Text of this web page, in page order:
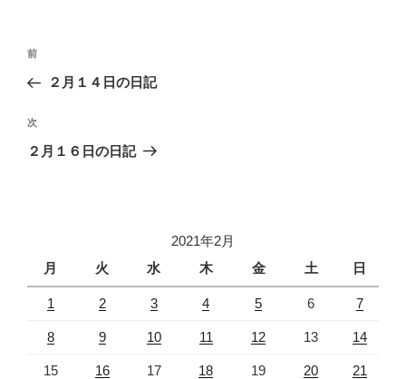
投
ビ
ゲ
過
去
投
稿
前
２月１４日の日記
次
の
次
２月１６日の日記
2021年2月
月
火 水 木 金 土 日
1 2 3 4 5 6 7
8 9 10 11 12 13 14
15 16 17 18 19 20 21